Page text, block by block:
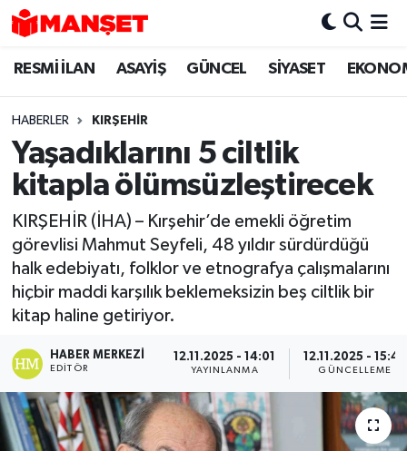
RESMİ İLAN ASAYİŞ GÜNCEL SİYASET
HABERLER KIRŞEHIR
Yaşadıklarını 5 ciltlik
kitapla ölümsüzleştirecek
KIRŞEHİR (İHA) – Kırşehir’de emekli öğretim
görevlisi Mahmut Seyfeli, 48 yıldır sürdürdüğü
halk edebiyatı, folklor ve etnografya çalışmalarını
hiçbir maddi karşılık beklemeksizin beş ciltlik bir
kitap haline getiriyor.
HABER MERKEZI
EDITÖR
12.11.2025 - 14:01
YAYINLANMA
12.11.2025 - 15:43
GÜNCELLEME
Hava Durumu
Trafik Durumu
Süper Lig Puan Durumu ve Fikstür
Tüm Manşetler
Son Dakika Haberleri
Haber Arşivi